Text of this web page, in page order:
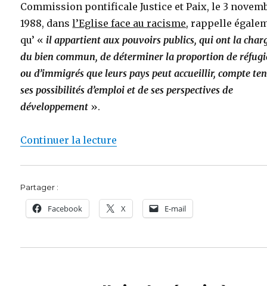
Commission pontificale Justice et Paix, le 3
1988, dansl’Eglise face au racisme, rappelle
qu’ « il appartient aux pouvoirs publics, qui ont la
du bien commun, de déterminer la proportion de
ou d’immigrés que leurs pays peut accueillir, compte
ses possibilités d’emploi et de ses perspectives de
développement ».
Continuer la lecture
Partager :
Facebook X E-mail